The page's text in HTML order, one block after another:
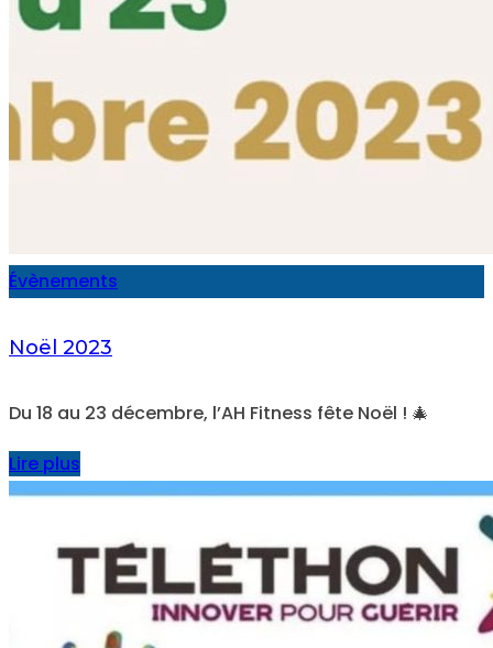
Évènements
Noël 2023
Du 18 au 23 décembre, l’AH Fitness fête Noël ! 🎄
Lire plus